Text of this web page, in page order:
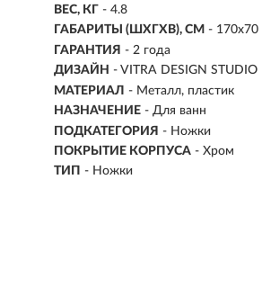
ВЕС, КГ - 4.8
ГАБАРИТЫ (ШХГХВ), СМ - 170x70
ГАРАНТИЯ - 2 года
ДИЗАЙН - VITRA DESIGN STUDIO
МАТЕРИАЛ - Металл, пластик
НАЗНАЧЕНИЕ - Для ванн
ПОДКАТЕГОРИЯ - Ножки
ПОКРЫТИЕ КОРПУСА - Хром
ТИП - Ножки